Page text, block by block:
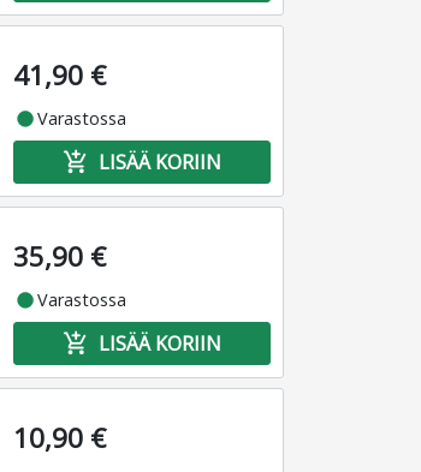
41,90 €
fiber_manual_recordVarastossa
add_shopping_cart LISÄÄ KORIIN
35,90 €
fiber_manual_recordVarastossa
add_shopping_cart LISÄÄ KORIIN
10,90 €